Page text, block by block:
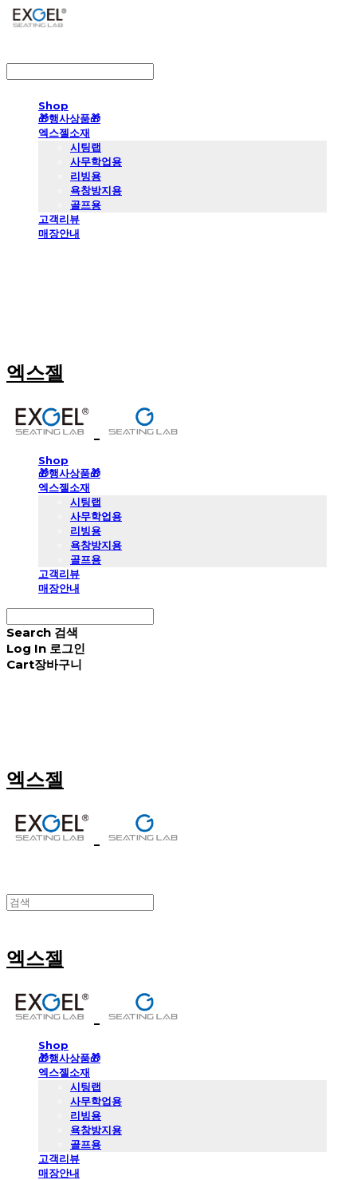
Shop
🎁행사상품🎁
엑스젤소재
시팅랩
사무학업용
리빙용
욕창방지용
골프용
고객리뷰
매장안내
엑스젤
Shop
🎁행사상품🎁
엑스젤소재
시팅랩
사무학업용
리빙용
욕창방지용
골프용
고객리뷰
매장안내
Search 검색
Log In 로그인
Cart장바구니
엑스젤
엑스젤
Shop
🎁행사상품🎁
엑스젤소재
시팅랩
사무학업용
리빙용
욕창방지용
골프용
고객리뷰
매장안내